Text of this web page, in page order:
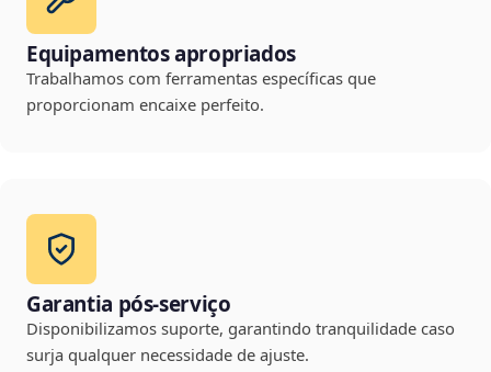
Equipamentos apropriados
Trabalhamos com ferramentas específicas que
proporcionam encaixe perfeito.
Garantia pós-serviço
Disponibilizamos suporte, garantindo tranquilidade caso
surja qualquer necessidade de ajuste.